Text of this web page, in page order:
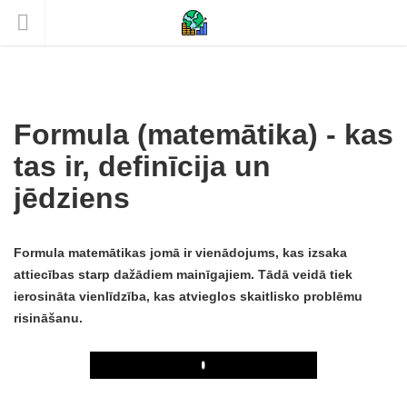
Formula (matemātika) - kas
tas ir, definīcija un
jēdziens
Formula matemātikas jomā ir vienādojums, kas izsaka
attiecības starp dažādiem mainīgajiem. Tādā veidā tiek
ierosināta vienlīdzība, kas atvieglos skaitlisko problēmu
risināšanu.
Play